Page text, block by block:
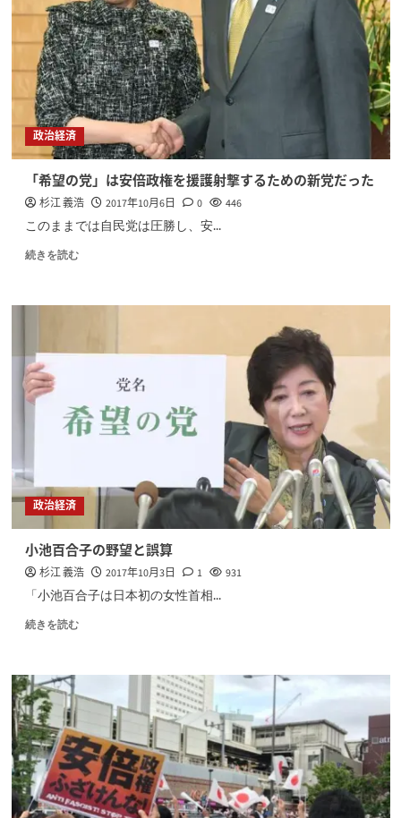
政治経済
「希望の党」は安倍政権を援護射撃するための新党だった
杉江 義浩 2017年10月6日 0 446
このままでは自民党は圧勝し、安...
続きを読む
政治経済
小池百合子の野望と誤算
杉江 義浩 2017年10月3日 1 931
「小池百合子は日本初の女性首相...
続きを読む